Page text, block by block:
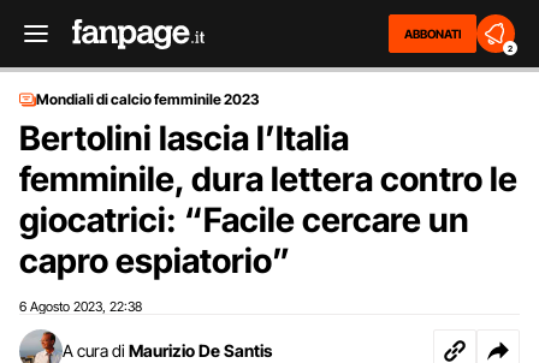
ABBONATI
2
Mondiali di calcio femminile 2023
Bertolini lascia l’Italia
femminile, dura lettera contro le
giocatrici: “Facile cercare un
capro espiatorio”
6 Agosto 2023 22:38
A cura di Maurizio De Santis